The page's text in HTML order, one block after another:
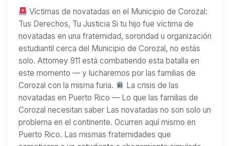
Víctimas de novatadas en el Municipio de Corozal:
Tus Derechos, Tu Justicia Si tu hijo fue víctima de
novatadas en una fraternidad, sororidad u organización
estudiantil cerca del Municipio de Corozal, no estás
solo. Attorney 911 está combatiendo esta batalla en
este momento — y lucharemos por las familias de
Corozal con la misma furia.
La crisis de las
novatadas en Puerto Rico — Lo que las familias de
Corozal necesitan saber Las novatadas no son solo un
problema en el continente. Ocurren aquí mismo en
Puerto Rico. Las mismas fraternidades que